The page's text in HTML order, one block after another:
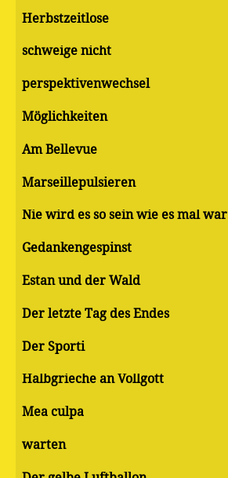
Herbstzeitlose
schweige nicht
perspektivenwechsel
Möglichkeiten
Am Bellevue
Marseillepulsieren
Nie wird es so sein wie es mal war
Gedankengespinst
Estan und der Wald
Der letzte Tag des Endes
Der Sporti
Halbgrieche an Vollgott
Mea culpa
warten